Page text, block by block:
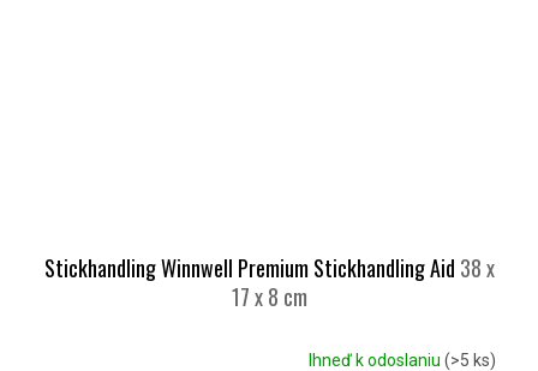
Stickhandling Winnwell Premium Stickhandling Aid 38 x
17 x 8 cm
Ihneď k odoslaniu (>5 ks)